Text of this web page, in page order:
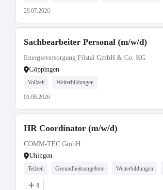
29.07.2026
Sachbearbeiter Personal (m/w/d)
Energieversorgung Filstal GmbH & Co. KG
Göppingen
Vollzeit Weiterbildungen
01.08.2026
HR Coordinator (m/w/d)
COMM-TEC GmbH
Uhingen
Teilzeit Gesundheitsangebote Weiterbildungen
8